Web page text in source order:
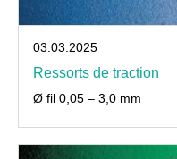
03.03.2025
Ressorts de traction
Ø fil 0,05 – 3,0 mm